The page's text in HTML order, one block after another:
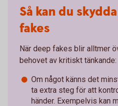
Så kan du
fakes
När deep fakes blir alltmer
behovet av kritiskt tänkande:
Om något känns det
ta extra steg för att
händer. Exempelvis kan